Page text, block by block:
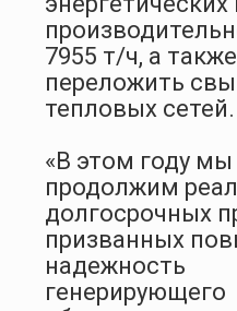
7955 т/ч, а также
переложить
тепловых сетей.
«В этом году мы
продолжим
долгосрочных
призванных
надежность
генерирующего